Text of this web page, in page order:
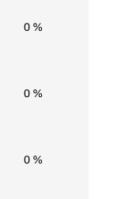
0 %
0 %
0 %